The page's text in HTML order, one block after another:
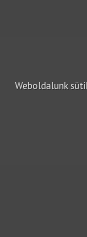
Weboldalunk